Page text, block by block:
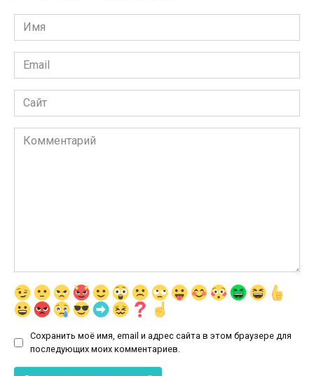
Имя
*
Email
*
Сайт
Комментарий
Сохранить моё имя, email и адрес сайта в этом браузере для
последующих моих комментариев.